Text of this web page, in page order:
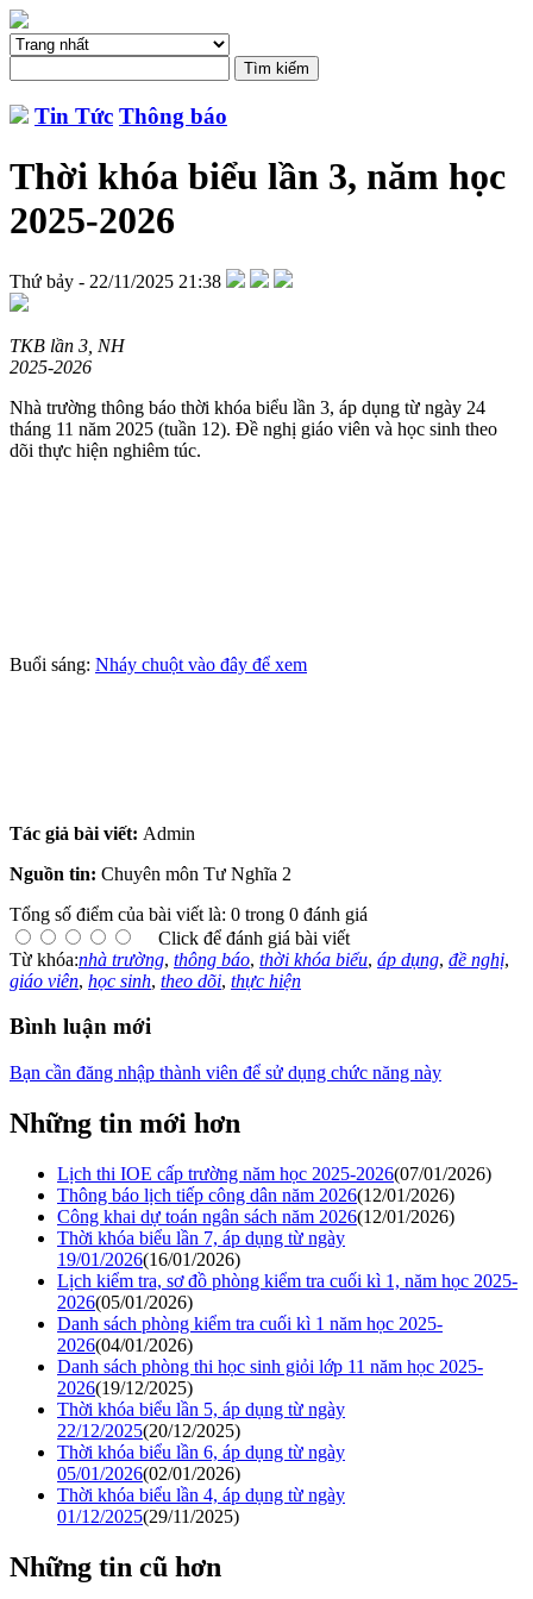
Tin Tức Thông báo
Thời khóa biểu lần 3, năm học
2025-2026
Thứ bảy - 22/11/2025 21:38
TKB lần 3, NH
2025-2026
Nhà trường thông báo thời khóa biểu lần 3, áp dụng từ ngày 24
tháng 11 năm 2025 (tuần 12). Đề nghị giáo viên và học sinh theo
dõi thực hiện nghiêm túc.
Buổi sáng: Nháy chuột vào đây để xem
Tác giả bài viết: Admin
Nguồn tin: Chuyên môn Tư Nghĩa 2
Tổng số điểm của bài viết là: 0 trong 0 đánh giá
Click để đánh giá bài viết
Từ khóa:nhà trường, thông báo, thời khóa biểu, áp dụng, đề nghị,
giáo viên, học sinh, theo dõi, thực hiện
Bình luận mới
Bạn cần đăng nhập thành viên để sử dụng chức năng này
Những tin mới hơn
Lịch thi IOE cấp trường năm học 2025-2026(07/01/2026)
Thông báo lịch tiếp công dân năm 2026(12/01/2026)
Công khai dự toán ngân sách năm 2026(12/01/2026)
Thời khóa biểu lần 7, áp dụng từ ngày
19/01/2026(16/01/2026)
Lịch kiểm tra, sơ đồ phòng kiểm tra cuối kì 1, năm học 2025-
2026(05/01/2026)
Danh sách phòng kiểm tra cuối kì 1 năm học 2025-
2026(04/01/2026)
Danh sách phòng thi học sinh giỏi lớp 11 năm học 2025-
2026(19/12/2025)
Thời khóa biểu lần 5, áp dụng từ ngày
22/12/2025(20/12/2025)
Thời khóa biểu lần 6, áp dụng từ ngày
05/01/2026(02/01/2026)
Thời khóa biểu lần 4, áp dụng từ ngày
01/12/2025(29/11/2025)
Những tin cũ hơn